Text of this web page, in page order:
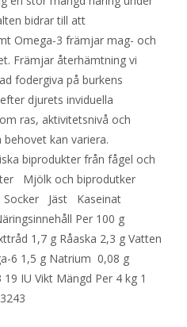
bidrar till att
Omega-3 främjar mag- och
Främjar återhämtning vi
fodergiva på burkens
djurets inviduella
ras, aktivitetsnivå och
kan variera.
biprodukter från fågel och
Mjölk och biprodutker
Jäst Kaseinat
Per 100 g
1,7 g Råaska 2,3 g Vatten
6 1,5 g Natrium 0,08 g
IU Vikt Mängd Per 4 kg 1